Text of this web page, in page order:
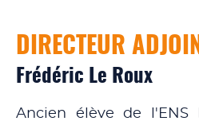
Frédéric Le Roux
DIRECTEUR
Ancien élève de l'ENS